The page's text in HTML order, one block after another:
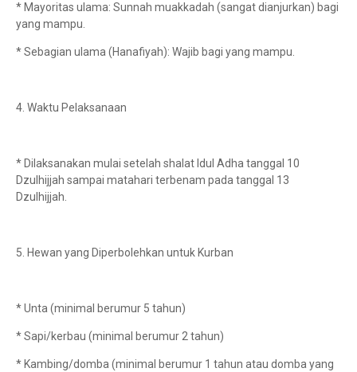
* Mayoritas ulama: Sunnah muakkadah (sangat dianjurkan) bagi
yang mampu.
* Sebagian ulama (Hanafiyah): Wajib bagi yang mampu.
4. Waktu Pelaksanaan
* Dilaksanakan mulai setelah shalat Idul Adha tanggal 10
Dzulhijjah sampai matahari terbenam pada tanggal 13
Dzulhijjah.
5. Hewan yang Diperbolehkan untuk Kurban
* Unta (minimal berumur 5 tahun)
* Sapi/kerbau (minimal berumur 2 tahun)
* Kambing/domba (minimal berumur 1 tahun atau domba yang